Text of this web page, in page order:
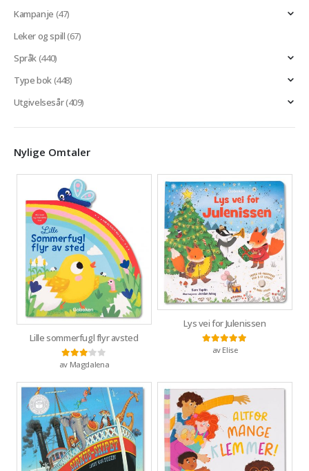
Kampanje (47)
Leker og spill(67)
Språk(440)
Type bok(448)
Utgivelsesår(409)
Nylige Omtaler
Lille sommerfugl flyr avsted
Vurdert3av 5
av Magdalena
Lys vei for Julenissen
Vurdert5
av Elise